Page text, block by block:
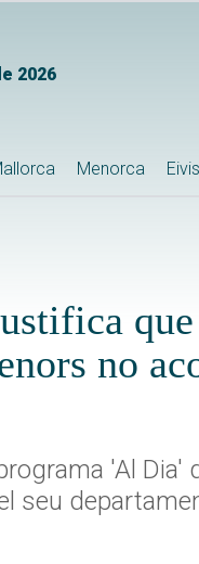
2026
Menorca
no
'Al
seu